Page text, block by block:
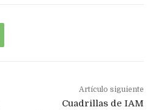
Artículo siguiente
Cuadrillas de IAM